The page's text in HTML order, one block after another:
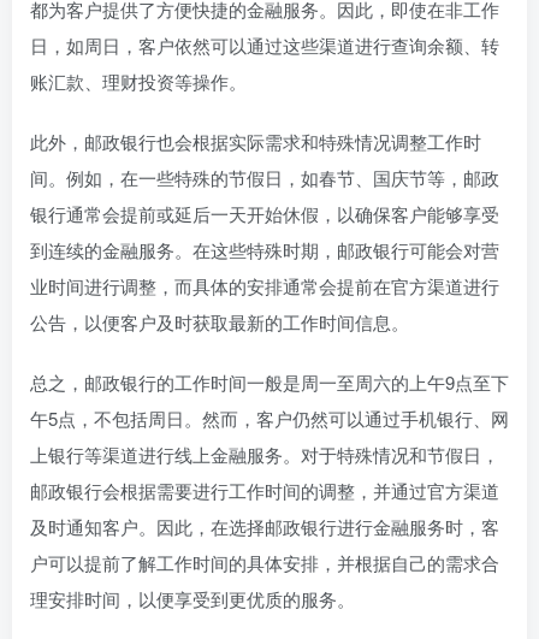
都为客户提供了方便快捷的金融服务。因此，即使在非工作
日，如周日，客户依然可以通过这些渠道进行查询余额、转
账汇款、理财投资等操作。
此外，邮政银行也会根据实际需求和特殊情况调整工作时
间。例如，在一些特殊的节假日，如春节、国庆节等，邮政
银行通常会提前或延后一天开始休假，以确保客户能够享受
到连续的金融服务。在这些特殊时期，邮政银行可能会对营
业时间进行调整，而具体的安排通常会提前在官方渠道进行
公告，以便客户及时获取最新的工作时间信息。
总之，邮政银行的工作时间一般是周一至周六的上午9点至下
午5点，不包括周日。然而，客户仍然可以通过手机银行、网
上银行等渠道进行线上金融服务。对于特殊情况和节假日，
邮政银行会根据需要进行工作时间的调整，并通过官方渠道
及时通知客户。因此，在选择邮政银行进行金融服务时，客
户可以提前了解工作时间的具体安排，并根据自己的需求合
理安排时间，以便享受到更优质的服务。